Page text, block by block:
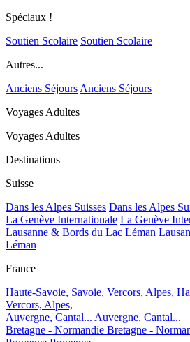
Spéciaux !
Soutien Scolaire Soutien Scolaire
Autres...
Anciens Séjours Anciens Séjours
Voyages Adultes
Voyages Adultes
Destinations
Suisse
Dans les Alpes Suisses Dans les Alpes
La Genève Internationale La Genève
Lausanne & Bords du Lac Léman
Léman
France
Haute-Savoie, Savoie, Vercors, Alpes,
Vercors, Alpes,
Auvergne, Cantal... Auvergne, Cantal...
Bretagne - Normandie Bretagne -